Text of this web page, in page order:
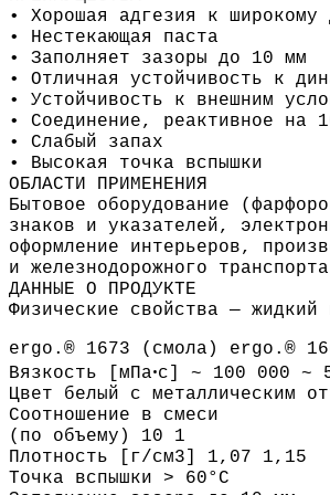
• Хорошая адгезия к широкому
• Нестекающая паста
• Заполняет зазоры до 10 мм
• Отличная устойчивость к
• Устойчивость к внешним
• Соединение, реактивное на
• Слабый запах
• Высокая точка вспышки
ОБЛАСТИ ПРИМЕНЕНИЯ
Бытовое оборудование
знаков и указателей,
оформление интерьеров,
и железнодорожного
ДАННЫЕ О ПРОДУКТЕ
Физические свойства —
ergo.® 1673 (смола) ergo.®
Вязкость [мПаꞏс] ~ 100 000 ~
Цвет белый с металлическим
Соотношение в смеси
(по объему) 10 1
Плотность [г/см3] 1,07 1,15
Точка вспышки > 60°C